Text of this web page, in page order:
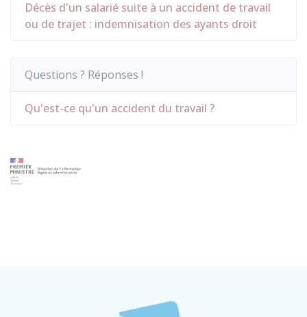
Décès d'un salarié suite à un accident de travail
ou de trajet : indemnisation des ayants droit
Questions ? Réponses !
Qu'est-ce qu'un accident du travail ?